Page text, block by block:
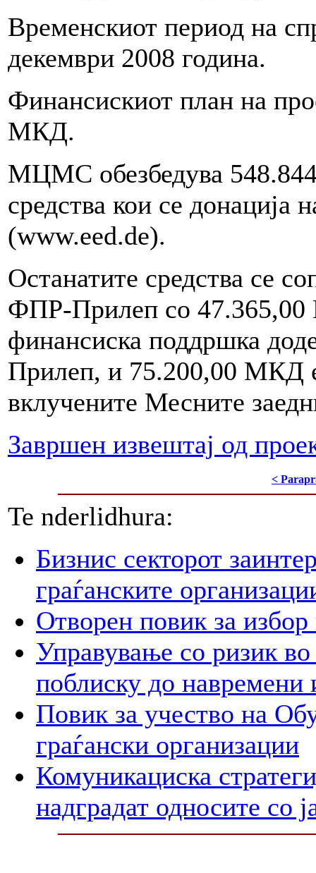
Временскиот период на
декември 2008 година.
Финансискиот план на
МКД.
МЦМС обезбедува
средства кои се донација
(www.eed.de).
Останатите средства се
ФПР-Прилеп со
финансиска поддршка
Прилеп, и 75.200,00 МКД
вклучените Месните
Завршен извештај од
<
Te nderlidhura:
Бизнис секторот
граѓанските
Отворен повик за избор
Управување со ризик
поблиску до навремени
Повик за учество на
граѓански организации
Комуникациска
надградат односите со